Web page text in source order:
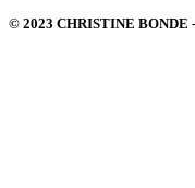
© 2023 CHRISTINE BONDE